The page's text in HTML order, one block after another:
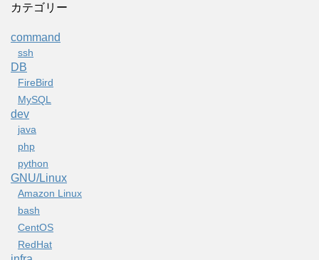
カテゴリー
command
ssh
DB
FireBird
MySQL
dev
java
php
python
GNU/Linux
Amazon Linux
bash
CentOS
RedHat